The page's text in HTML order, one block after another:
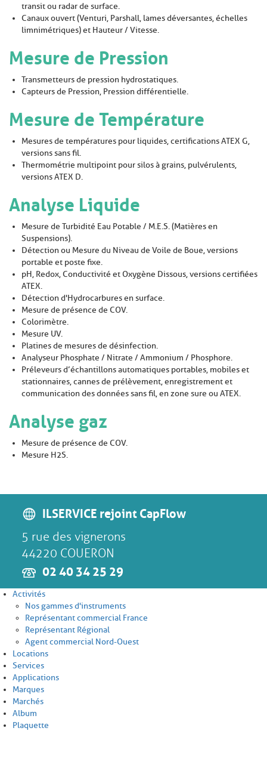
transit ou radar de surface.
Canaux ouvert (Venturi, Parshall, lames déversantes, échelles
limnimétriques) et Hauteur / Vitesse.
Mesure de Pression
Transmetteurs de pression hydrostatiques.
Capteurs de Pression, Pression différentielle.
Mesure de Température
Mesures de températures pour liquides, certifications ATEX G,
versions sans fil.
Thermométrie multipoint pour silos à grains, pulvérulents,
versions ATEX D.
Analyse Liquide
Mesure de Turbidité Eau Potable / M.E.S. (Matières en
Suspensions).
Détection ou Mesure du Niveau de Voile de Boue, versions
portable et poste fixe.
pH, Redox, Conductivité et Oxygène Dissous, versions certifiées
ATEX.
Détection d'Hydrocarbures en surface.
Mesure de présence de COV.
Colorimètre.
Mesure UV.
Platines de mesures de désinfection.
Analyseur Phosphate / Nitrate / Ammonium / Phosphore.
Préleveurs d’échantillons automatiques portables, mobiles et
stationnaires, cannes de prélèvement, enregistrement et
communication des données sans fil, en zone sure ou ATEX.
Analyse gaz
Mesure de présence de COV.
Mesure H2S.
ILSERVICE rejoint CapFlow
5 rue des vignerons
44220 COUERON
02 40 34 25 29
Activités
Nos gammes d'instruments
Représentant commercial France
Représentant Régional
Agent commercial Nord-Ouest
Locations
Services
Applications
Marques
Marchés
Album
Plaquette